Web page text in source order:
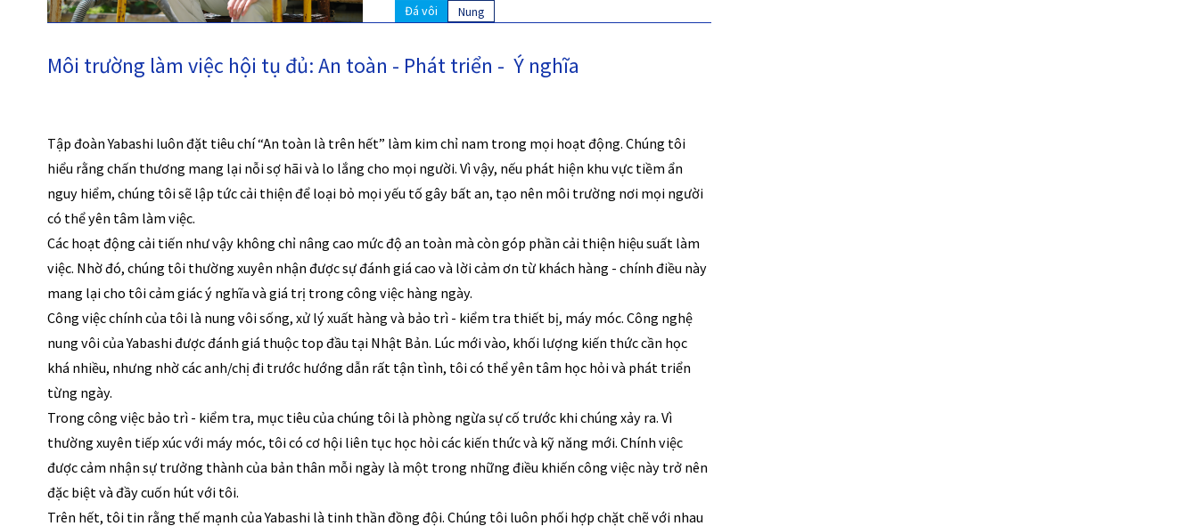
Đá vôi Nung
Môi trường làm việc hội tụ đủ: An toàn - Phát triển -  Ý nghĩa
Tập đoàn Yabashi luôn đặt tiêu chí “An toàn là trên hết” làm kim chỉ nam trong mọi hoạt động. Chúng tôi
hiểu rằng chấn thương mang lại nỗi sợ hãi và lo lắng cho mọi người. Vì vậy, nếu phát hiện khu vực tiềm ẩn
nguy hiểm, chúng tôi sẽ lập tức cải thiện để loại bỏ mọi yếu tố gây bất an, tạo nên môi trường nơi mọi người
có thể yên tâm làm việc.
Các hoạt động cải tiến như vậy không chỉ nâng cao mức độ an toàn mà còn góp phần cải thiện hiệu suất làm
việc. Nhờ đó, chúng tôi thường xuyên nhận được sự đánh giá cao và lời cảm ơn từ khách hàng - chính điều này
mang lại cho tôi cảm giác ý nghĩa và giá trị trong công việc hàng ngày.
Công việc chính của tôi là nung vôi sống, xử lý xuất hàng và bảo trì - kiểm tra thiết bị, máy móc. Công nghệ
nung vôi của Yabashi được đánh giá thuộc top đầu tại Nhật Bản. Lúc mới vào, khối lượng kiến thức cần học
khá nhiều, nhưng nhờ các anh/chị đi trước hướng dẫn rất tận tình, tôi có thể yên tâm học hỏi và phát triển
từng ngày.
Trong công việc bảo trì - kiểm tra, mục tiêu của chúng tôi là phòng ngừa sự cố trước khi chúng xảy ra. Vì
thường xuyên tiếp xúc với máy móc, tôi có cơ hội liên tục học hỏi các kiến thức và kỹ năng mới. Chính việc
được cảm nhận sự trưởng thành của bản thân mỗi ngày là một trong những điều khiến công việc này trở nên
đặc biệt và đầy cuốn hút với tôi.
Trên hết, tôi tin rằng thế mạnh của Yabashi là tinh thần đồng đội. Chúng tôi luôn phối hợp chặt chẽ với nhau